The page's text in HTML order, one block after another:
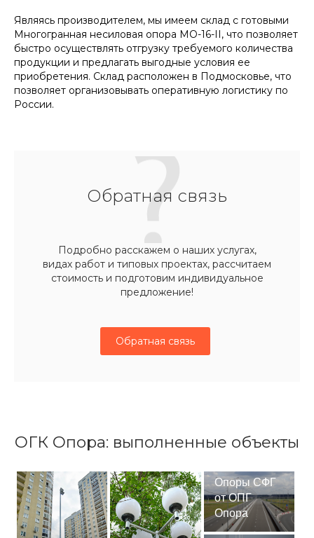
Являясь производителем, мы имеем склад с готовыми
Многогранная несиловая опора МО-16-II, что позволяет
быстро осуществлять отгрузку требуемого количества
продукции и предлагать выгодные условия ее
приобретения. Склад расположен в Подмосковье, что
позволяет организовывать оперативную логистику по
России.
Обратная связь
Подробно расскажем о наших услугах,
видах работ и типовых проектах, рассчитаем
стоимость и подготовим индивидуальное
предложение!
Обратная связь
ОГК Опора: выполненные объекты
Опоры СФГ
от ОПГ
Опора